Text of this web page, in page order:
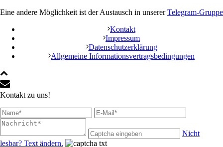
Eine andere Möglichkeit ist der Austausch in unsererTelegram-Gruppe
Kontakt
Impressum
Datenschutzerklärung
Allgemeine Informationsvertragsbedingungen
Kontakt zu uns!
Nicht
lesbar? Text ändern.